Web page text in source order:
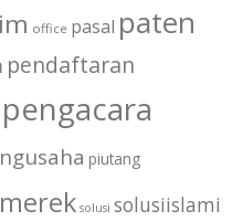
office pasal paten
pendaftaran
pengacara
piutang
solusi solusiislami